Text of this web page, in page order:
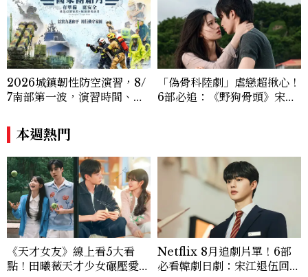
視角與編輯直覺，引領讀者探索女性多元面
貌與生活品味風格的無限可能。
2026城鎮韌性防空演習，8/
7南部第一波，演習時間、可
「偽骨科陸劇」虐戀超揪心！
6部必追：《野狗骨頭》宋威
本週熱門
《天才女友》線上看5大看
點！田曦薇天才少女碾壓愛因
Netflix 8月追劇片單！6部
必看韓劇日劇：宋江退伍回歸